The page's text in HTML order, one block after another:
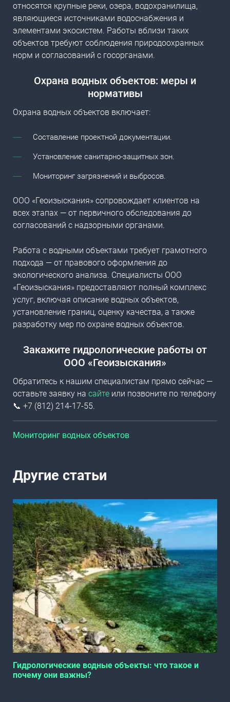
относятся крупные реки, озера, водохранилища,
являющиеся источниками водоснабжения и
элементами экосистем. Работы вблизи таких
объектов требуют соблюдения природоохранных
норм и согласований с госорганами.
Охрана водных объектов: меры и
нормативы
Охрана водных объектов включает:
Составление проектной документации.
Установление санитарно-защитных зон.
Мониторинг загрязнений и выбросов.
ООО «Геоизыскания» сопровождает клиентов на
всех этапах — от первичного обследования до
согласований с надзорными органами.
Работа с водными объектами требует грамотного
подхода — от правового оформления до
экологического анализа. Специалисты ООО
«Геоизыскания» предоставляют полный комплекс
услуг, включая описание водных объектов,
установление границ, оценку качества, а также
разработку мер по охране водных объектов.
Закажите гидрологические работы от
ООО «Геоизыскания»
Обратитесь к нашим специалистам прямо сейчас —
оставьте заявку на сайте или позвоните по телефону
📞 +7 (812) 214-17-55.
Мониторинг водных объектов
Другие статьи
Гидрологические водные объекты: что такое и
почему они важны?